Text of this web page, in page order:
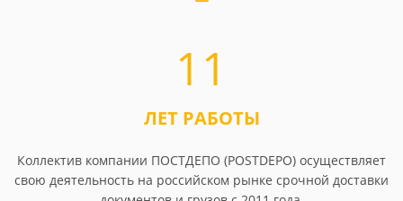
11
ЛЕТ РАБОТЫ
Коллектив компании ПОСТДЕПО (POSTDEPO) осуществляет
свою деятельность на российском рынке срочной доставки